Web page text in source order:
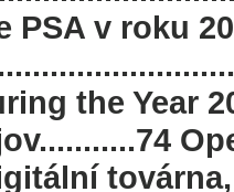
PSA v roku
the Year